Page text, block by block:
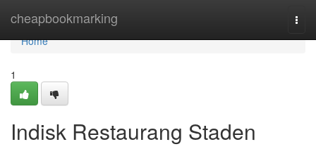
cheapbookmarking
Home
Home
1
Indisk Restaurang Staden